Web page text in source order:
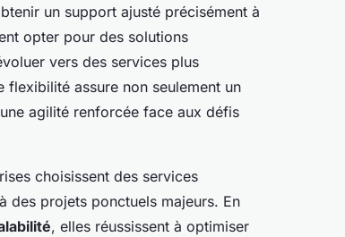
un support ajusté précisément à
opter pour des solutions
vers des services plus
assure non seulement un
agilité renforcée face aux défis
choisissent des services
des projets ponctuels majeurs. En
, elles réussissent à optimiser